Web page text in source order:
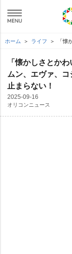
ホーム ライフ 「
「懐かしさとか
ムン、エヴァ、
止まらない！
2025-09-16
オリコンニュース